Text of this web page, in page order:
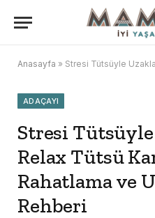
Anasayfa » Stresi Tütsüyle Uzaklaştırın: Relax
ADAÇAYI
Stresi Tütsüyle
Relax Tütsü
Rahatlama ve
Rehberi